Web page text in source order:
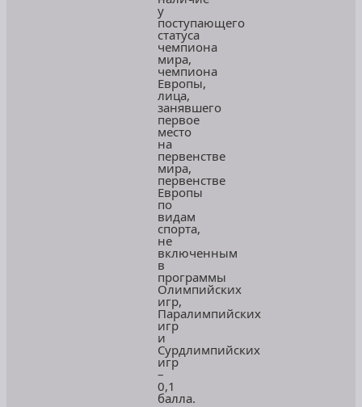
у
поступающего
статуса
чемпиона
мира,
чемпиона
Европы,
лица,
занявшего
первое
место
на
первенстве
мира,
первенстве
Европы
по
видам
спорта,
не
включенным
в
программы
Олимпийских
игр,
Паралимпийских
игр
и
Сурдлимпийских
игр
–
0,1
балла.